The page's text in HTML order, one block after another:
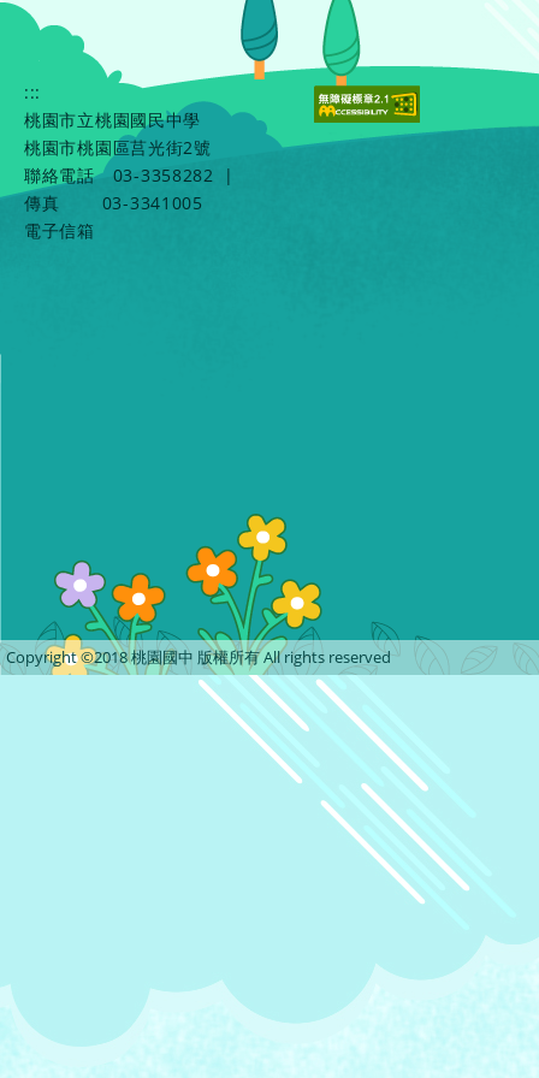
:::
桃園市立桃園國民中學
桃園市桃園區莒光街2號
聯絡電話
03-3358282
|
傳真
03-3341005
電子信箱
Copyright ©2018 桃園國中 版權所有 All rights reserved